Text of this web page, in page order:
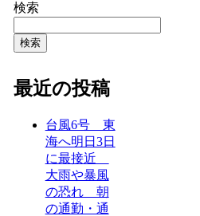
検索
検索
最近の投稿
台風6号 東
海へ明日3日
に最接近
大雨や暴風
の恐れ 朝
の通勤・通